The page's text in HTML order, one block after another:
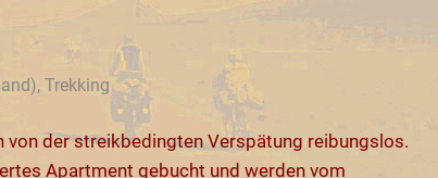
,Trekking
von der streikbedingten Verspätung reibungslos.
Apartment gebucht und werden vom